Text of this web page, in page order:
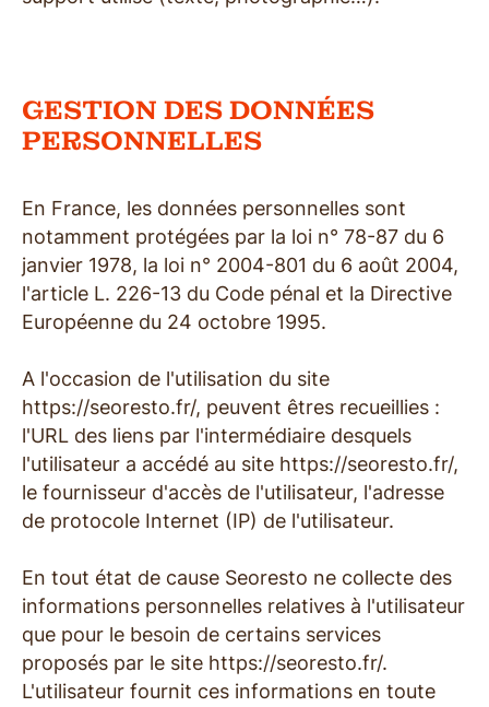
GESTION DES DONNÉES
PERSONNELLES
En France, les données personnelles sont
notamment protégées par la loi n° 78-87 du 6
janvier 1978, la loi n° 2004-801 du 6 août 2004,
l'article L. 226-13 du Code pénal et la Directive
Européenne du 24 octobre 1995.
A l'occasion de l'utilisation du site
https://seoresto.fr/, peuvent êtres recueillies :
l'URL des liens par l'intermédiaire desquels
l'utilisateur a accédé au site https://seoresto.fr/,
le fournisseur d'accès de l'utilisateur, l'adresse
de protocole Internet (IP) de l'utilisateur.
En tout état de cause Seoresto ne collecte des
informations personnelles relatives à l'utilisateur
que pour le besoin de certains services
proposés par le site https://seoresto.fr/.
L'utilisateur fournit ces informations en toute